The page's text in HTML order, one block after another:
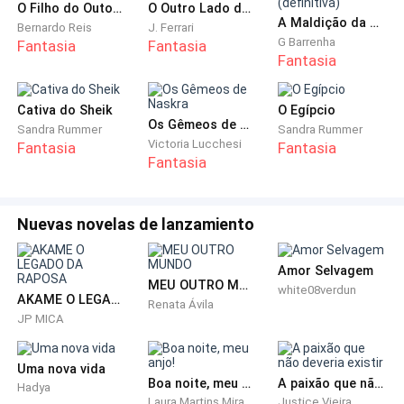
palácio, colocou o manto da mãe, pois o seu estava
curto e foi escoltada pelos guardas até o castelo.
Chegando lá, para ela parecia estar entrando num
mundo novo, havia um amplo jardim gramado, com
canteiros floridos, mesmo eles estando em época de
seca. Mais adiante tinha um pequeno lago privado,
com um coreto próximo, onde podia-se ficar ali
verdade uma enorme casa, com inúmeras portas,
ladeada com piso de madeira polida, onde você podia
se ver refletido, também haviam inúmeras lanternas
de papel iluminando o lugar. Chiyo foi conduzida até
uma das salas onde um senhor vestindo um
requintado quimono de seda aguardava sentado sob
uma almofada, assim que entrou foi indicado para
que se sentasse na almofada a frente.
O Filho do Outono
Bernardo Reis
Fantasia
O Outro Lado do Espelho
J. Ferrari
Fantasia
A Maldição da Princesa de Gelo (definitiva)
G Barrenha
Fantasia
Cativa do Sheik
Sandra Rummer
Fantasia
Os Gêmeos de Naskra
Victoria Lucchesi
Fantasia
O Egípcio
Sandra Rummer
Fantasia
Nuevas novelas de lanzamiento
AKAME O LEGADO DA RAPOSA
JP MICA
MEU OUTRO MUNDO
Renata Ávila
Amor Selvagem
white08verdun
Uma nova vida
Hadya Boa noite, meu anjo! A paixão que não deveria existir